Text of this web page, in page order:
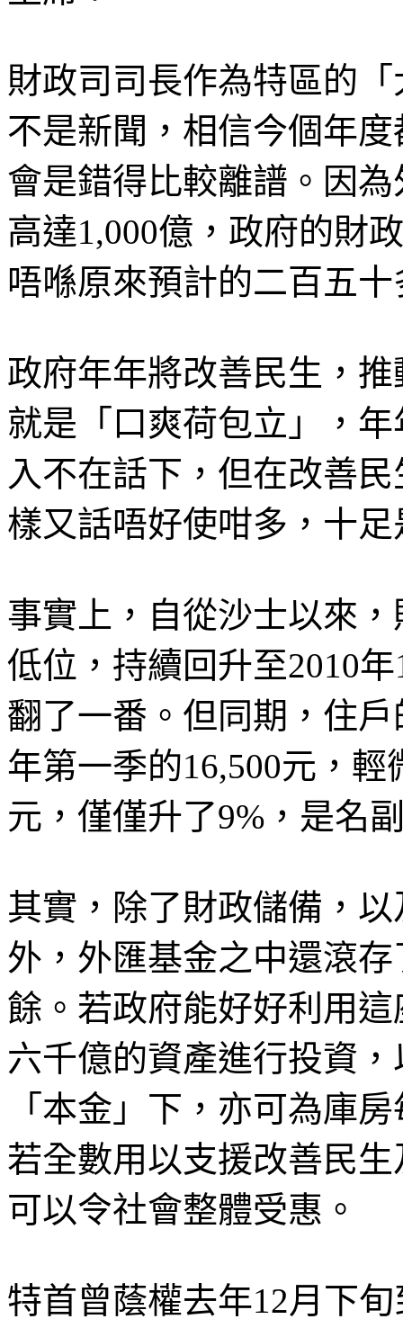
財政司司長作為特區的
不是新聞，相信今個年
會是錯得比較離譜。因
高達1,000億，政府的財
唔喺原來預計的二百五
政府年年將改善民生，
就是「口爽荷包立」，
入不在話下，但在改善
樣又話唔好使咁多，十
事實上，自從沙士以來
低位，持續回升至2010
翻了一番。但同期，住
年第一季的16,500元，輕
元，僅僅升了9%，是名
其實，除了財政儲備，
外，外匯基金之中還滾
餘。若政府能好好利用
六千億的資產進行投資
「本金」下，亦可為庫
若全數用以支援改善民
可以令社會整體受惠。
特首曾蔭權去年12月下